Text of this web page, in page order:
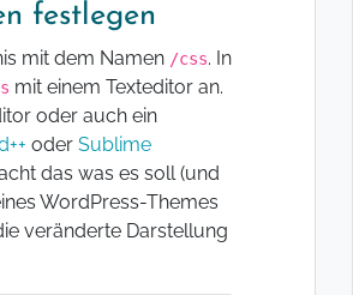
festlegen
mit dem Namen /css. In
mit einem Texteditor an.
oder auch ein
oder Sublime
das was es soll (und
WordPress-Themes
veränderte Darstellung